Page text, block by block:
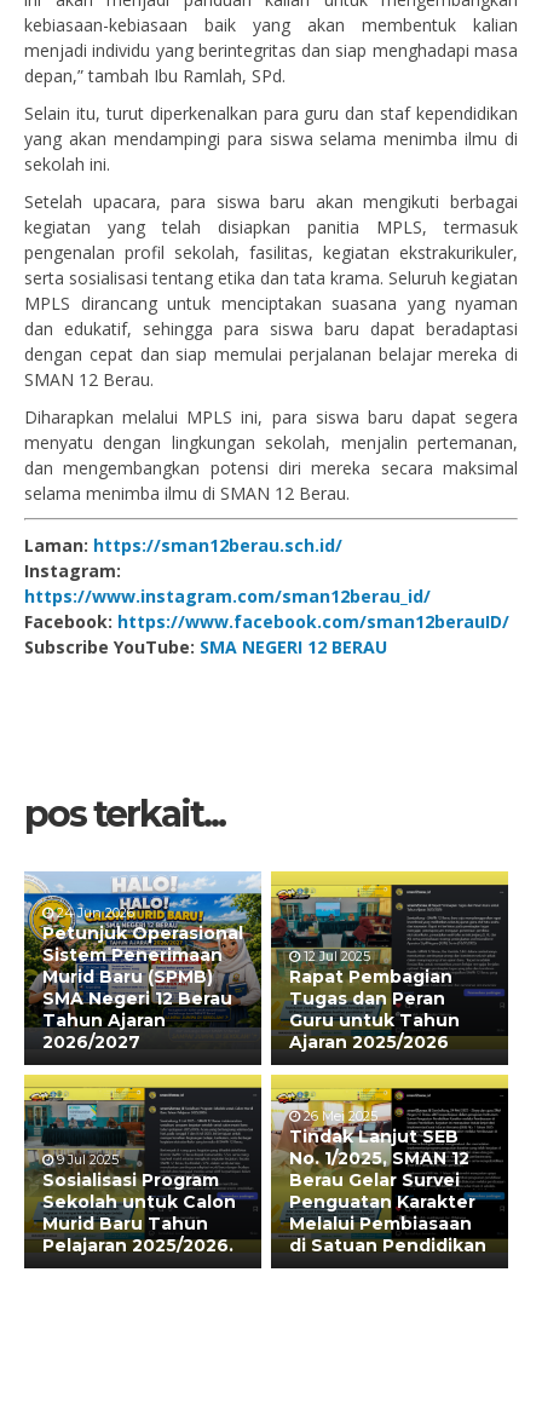
kebiasaan-kebiasaan baik yang akan membentuk kalian
menjadi individu yang berintegritas dan siap menghadapi masa
depan,” tambah Ibu Ramlah, SPd.
Selain itu, turut diperkenalkan para guru dan staf kependidikan
yang akan mendampingi para siswa selama menimba ilmu di
sekolah ini.
Setelah upacara, para siswa baru akan mengikuti berbagai
kegiatan yang telah disiapkan panitia MPLS, termasuk
pengenalan profil sekolah, fasilitas, kegiatan ekstrakurikuler,
serta sosialisasi tentang etika dan tata krama. Seluruh kegiatan
MPLS dirancang untuk menciptakan suasana yang nyaman
dan edukatif, sehingga para siswa baru dapat beradaptasi
dengan cepat dan siap memulai perjalanan belajar mereka di
SMAN 12 Berau.
Diharapkan melalui MPLS ini, para siswa baru dapat segera
menyatu dengan lingkungan sekolah, menjalin pertemanan,
dan mengembangkan potensi diri mereka secara maksimal
selama menimba ilmu di SMAN 12 Berau.
Laman: https://sman12berau.sch.id/
Instagram:
https://www.instagram.com/sman12berau_id/
Facebook: https://www.facebook.com/sman12berauID/
Subscribe YouTube: SMA NEGERI 12 BERAU
pos terkait...
24 Jun 2026
Petunjuk Operasional
Sistem Penerimaan
Murid Baru (SPMB)
SMA Negeri 12 Berau
Tahun Ajaran
2026/2027
12 Jul 2025
Rapat Pembagian
Tugas dan Peran
Guru untuk Tahun
Ajaran 2025/2026
9 Jul 2025
Sosialisasi Program
Sekolah untuk Calon
Murid Baru Tahun
Pelajaran 2025/2026.
26 Mei 2025
Tindak Lanjut SEB
No. 1/2025, SMAN 12
Berau Gelar Survei
Penguatan Karakter
Melalui Pembiasaan
di Satuan Pendidikan